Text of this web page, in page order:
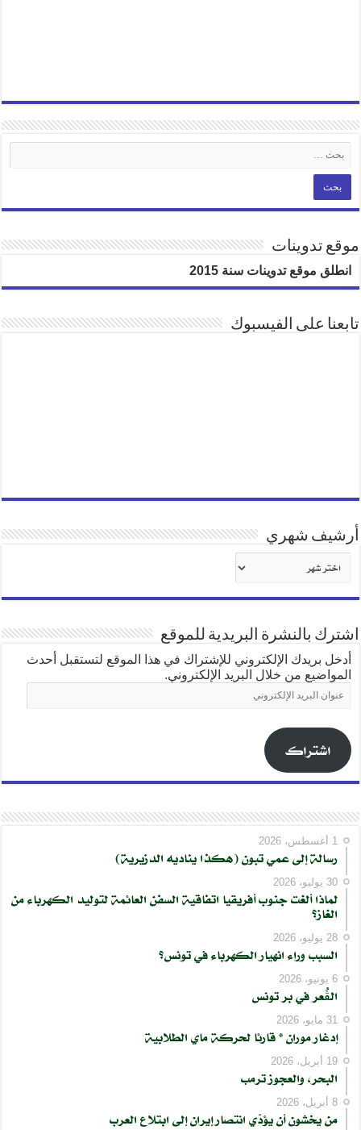
موقع تدوينات
انطلق موقع تدوينات سنة 2015
تابعنا على الفيسبوك
أرشيف شهري
شهري
اشترك بالنشرة البريدية للموقع
أدخل بريدك الإلكتروني للإشتراك في هذا الموقع لتستقبل أحدث
المواضيع من خلال البريد الإلكتروني.
عنوان
البريد
اشتراك
1 أغسطس، 2026
رسالة إلى عمي تبون (هكذا يناديه الدزيرية)
30 يوليو، 2026
لماذا ألغت جنوب أفريقيا اتفاقية السفن العائمة لتوليد الكهرباء من
الغاز؟
28 يوليو، 2026
السبب وراء انهيار الكهرباء في تونس؟
6 يونيو، 2026
الڨُعر في بر تونس
31 مايو، 2026
إدغار موران * قارئا لحركة ماي الطلابية
19 أبريل، 2026
البحر، والعجوز ترمب
8 أبريل، 2026
من يخشون أن يؤدّي انتصار إيران إلى ابتلاع العرب